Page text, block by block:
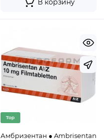
В корзину
Top
Амбризентан ● Ambrisentan